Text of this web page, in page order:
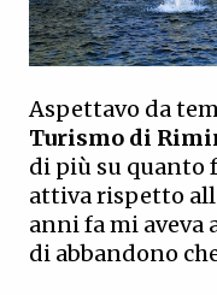
Aspettavo da
Turismo di
di più su quanto
attiva rispetto
anni fa mi aveva
di abbandono